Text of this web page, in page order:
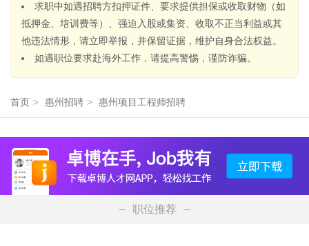
求职中如遇招聘方扣押证件、要求提供担保或收取财物（如
抵押金、培训费等）、强迫入股或集资、收取不正当利益或其
他违法情形，请立即举报，并保留证据，维护自身合法权益。
如遇职位要求赴海外工作，请提高警惕，谨防诈骗。
首页 > 惠州招聘 > 惠州项目工程师招聘
职位推荐